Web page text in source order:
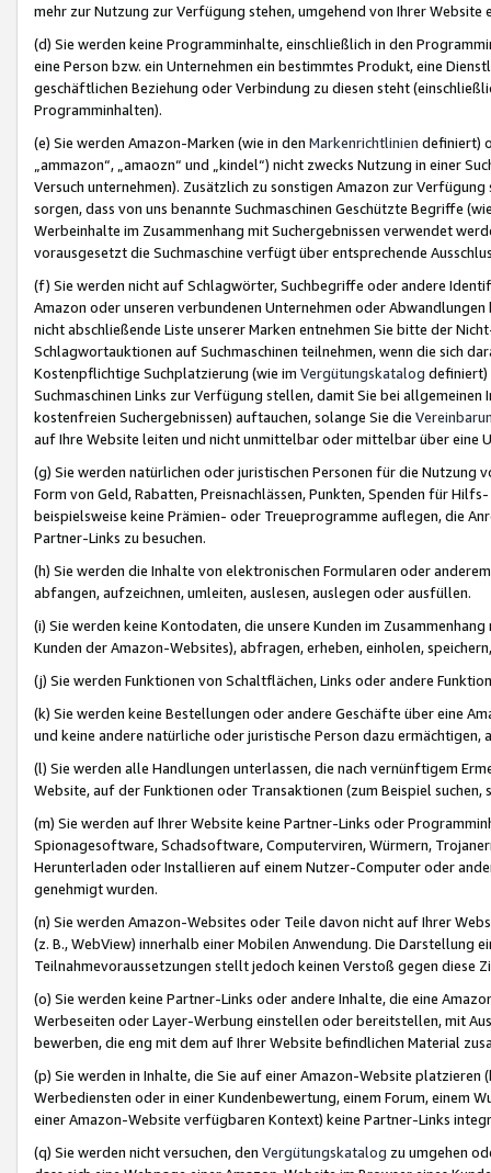
mehr zur Nutzung zur Verfügung stehen, umgehend von Ihrer
(d) Sie werden keine Programminhalte, einschließlich in den
eine Person bzw. ein Unternehmen ein bestimmtes Produkt, eine
geschäftlichen Beziehung oder Verbindung zu diesen steht
Programminhalten).
(e) Sie werden Amazon-Marken (wie in den Markenrichtlinien definiert)
„ammazon“, „amaozn“ und „kindel“) nicht zwecks Nutzung in einer
Versuch unternehmen). Zusätzlich zu sonstigen Amazon zur
sorgen, dass von uns benannte Suchmaschinen Geschützte Begriffe
Werbeinhalte im Zusammenhang mit Suchergebnissen verwendet
vorausgesetzt die Suchmaschine verfügt über entsprechende
(f) Sie werden nicht auf Schlagwörter, Suchbegriffe oder andere
Amazon oder unseren verbundenen Unternehmen oder
nicht abschließende Liste unserer Marken entnehmen Sie bitte der
Schlagwortauktionen auf Suchmaschinen teilnehmen, wenn die sich
Kostenpflichtige Suchplatzierung (wie im Vergütungskatalog definiert)
Suchmaschinen Links zur Verfügung stellen, damit Sie bei
kostenfreien Suchergebnissen) auftauchen, solange Sie die
auf Ihre Website leiten und nicht unmittelbar oder mittelbar über eine
(g) Sie werden natürlichen oder juristischen Personen für die Nutzung
Form von Geld, Rabatten, Preisnachlässen, Punkten, Spenden für
beispielsweise keine Prämien- oder Treueprogramme auflegen, die
Partner-Links zu besuchen.
(h) Sie werden die Inhalte von elektronischen Formularen oder
abfangen, aufzeichnen, umleiten, auslesen, auslegen oder ausfüllen.
(i) Sie werden keine Kontodaten, die unsere Kunden im
Kunden der Amazon-Websites), abfragen, erheben, einholen,
(j) Sie werden Funktionen von Schaltflächen, Links oder andere
(k) Sie werden keine Bestellungen oder andere Geschäfte über eine
und keine andere natürliche oder juristische Person dazu
(l) Sie werden alle Handlungen unterlassen, die nach vernünftigem
Website, auf der Funktionen oder Transaktionen (zum Beispiel
(m) Sie werden auf Ihrer Website keine Partner-Links oder
Spionagesoftware, Schadsoftware, Computerviren, Würmern,
Herunterladen oder Installieren auf einem Nutzer-Computer oder
genehmigt wurden.
(n) Sie werden Amazon-Websites oder Teile davon nicht auf Ihrer
(z. B., WebView) innerhalb einer Mobilen Anwendung. Die Darstellung
Teilnahmevoraussetzungen stellt jedoch keinen Verstoß gegen diese
(o) Sie werden keine Partner-Links oder andere Inhalte, die eine
Werbeseiten oder Layer-Werbung einstellen oder bereitstellen, mit
bewerben, die eng mit dem auf Ihrer Website befindlichen Material
(p) Sie werden in Inhalte, die Sie auf einer Amazon-Website
Werbediensten oder in einer Kundenbewertung, einem Forum, einem
einer Amazon-Website verfügbaren Kontext) keine Partner-Links
(q) Sie werden nicht versuchen, den Vergütungskatalog zu umgehen